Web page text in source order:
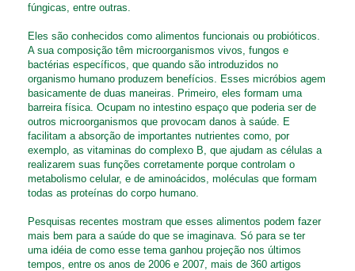
fúngicas, entre outras.
Eles são conhecidos como alimentos funcionais ou probióticos.
A sua composição têm microorganismos vivos, fungos e
bactérias específicos, que quando são introduzidos no
organismo humano produzem benefícios. Esses micróbios agem
basicamente de duas maneiras. Primeiro, eles formam uma
barreira física. Ocupam no intestino espaço que poderia ser de
outros microorganismos que provocam danos à saúde. E
facilitam a absorção de importantes nutrientes como, por
exemplo, as vitaminas do complexo B, que ajudam as células a
realizarem suas funções corretamente porque controlam o
metabolismo celular, e de aminoácidos, moléculas que formam
todas as proteínas do corpo humano.
Pesquisas recentes mostram que esses alimentos podem fazer
mais bem para a saúde do que se imaginava. Só para se ter
uma idéia de como esse tema ganhou projeção nos últimos
tempos, entre os anos de 2006 e 2007, mais de 360 artigos